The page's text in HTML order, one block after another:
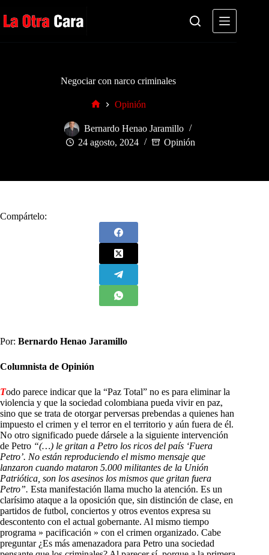
al
contenido
Negociar con narco criminales
Opinión
Bernardo Henao Jaramillo
24 agosto, 2024
Opinión
Compártelo:
Por: Bernardo Henao Jaramillo
Columnista de Opinión
Todo parece indicar que la “Paz Total” no es para eliminar la
violencia y que la sociedad colombiana pueda vivir en paz,
sino que se trata de otorgar perversas prebendas a quienes han
impuesto el crimen y el terror en el territorio y aún fuera de él.
No otro significado puede dársele a la siguiente intervención
de Petro “(…) le gritan a Petro los ricos del país ‘Fuera
Petro’. No están reproduciendo el mismo mensaje que
lanzaron cuando mataron 5.000 militantes de la Unión
Patriótica, son los asesinos los mismos que gritan fuera
Petro”. Esta manifestación llama mucho la atención. Es un
clarísimo ataque a la oposición que, sin distinción de clase, en
partidos de futbol, conciertos y otros eventos expresa su
descontento con el actual gobernante. Al mismo tiempo
programa » pacificación » con el crimen organizado. Cabe
preguntar ¿Es más amenazadora para Petro una sociedad